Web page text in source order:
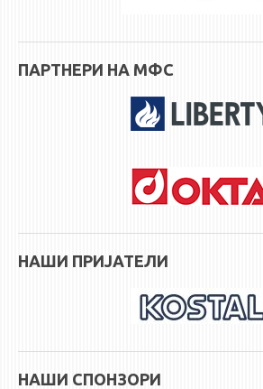
ПАРТНЕРИ НА МФС
НАШИ ПРИЈАТЕЛИ
НАШИ СПОНЗОРИ